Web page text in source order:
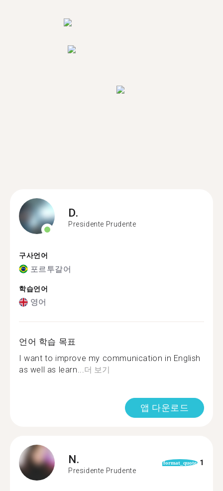
D.
Presidente Prudente
구사언어
포르투갈어
학습언어
영어
언어 학습 목표
I want to improve my communication in English
as well as learn...더 보기
앱 다운로드
N.
Presidente Prudente
format_quote 1